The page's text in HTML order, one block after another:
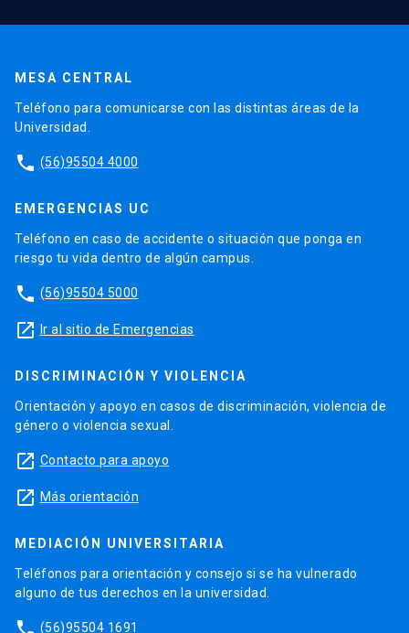
MESA CENTRAL
Teléfono para comunicarse con las distintas áreas de la
Universidad.
phone (56)95504 4000
EMERGENCIAS UC
Teléfono en caso de accidente o situación que ponga en
riesgo tu vida dentro de algún campus.
phone (56)95504 5000
launch Ir al sitio de Emergencias
DISCRIMINACIÓN Y VIOLENCIA
Orientación y apoyo en casos de discriminación, violencia de
género o violencia sexual.
launch Contacto para apoyo
launch Más orientación
MEDIACIÓN UNIVERSITARIA
Teléfonos para orientación y consejo si se ha vulnerado
alguno de tus derechos en la universidad.
(56)95504 1691